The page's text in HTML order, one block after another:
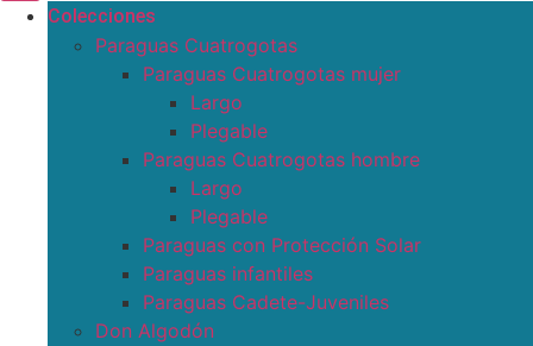
Colecciones
Paraguas Cuatrogotas
Paraguas Cuatrogotas mujer
Largo
Plegable
Paraguas Cuatrogotas hombre
Largo
Plegable
Paraguas con Protección Solar
Paraguas infantiles
Paraguas Cadete-Juveniles
Don Algodón